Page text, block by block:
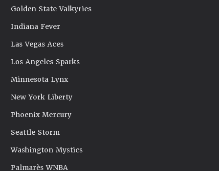
Golden State Valkyries
Indiana Fever
Las Vegas Aces
Los Angeles Sparks
Minnesota Lynx
New York Liberty
Phoenix Mercury
Seattle Storm
Washington Mystics
Palmarès WNBA